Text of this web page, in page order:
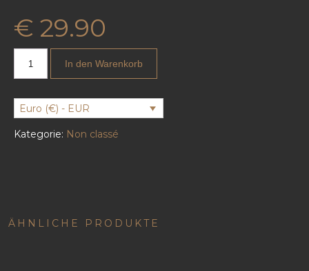
€ 29.90
In den Warenkorb
Euro (€) - EUR
Kategorie: Non classé
ÄHNLICHE PRODUKTE